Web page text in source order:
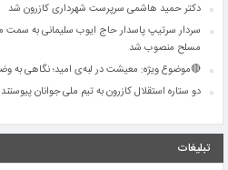
دکتر حمید هاشمی سرپرست شهرداری کازرون شد
سردار سرتیپ پاسدار حاج ایوب سلیمانی به سمت
مسلح منصوب شد
🔴موضوع ویژه: معیشت در لبه‌ی امید؛ نگاهی به
دو ستاره استقلال کازرون به تیم ملی جوانان پیوستند
۲۶ تیرماه، سالروز تأسیس نهاد مقدس شورای
نهاد انقلابی مبارک باد
تبلیغات